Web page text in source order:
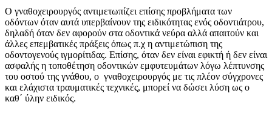
Ο γναθοχειρουργός αντιμετωπίζει επίσης προβλήματα των
οδόντων όταν αυτά υπερβαίνουν της ειδικότητας ενός οδοντιάτρου,
δηλαδή όταν δεν αφορούν στα οδοντικά νεύρα αλλά απαιτούν και
άλλες επεμβατικές πράξεις όπως π.χ η αντιμετώπιση της
οδοντογενούς ιγμορίτιδας. Επίσης, όταν δεν είναι εφικτή ή δεν είναι
ασφαλής η τοποθέτηση οδοντικών εμφυτευμάτων λόγω λέπτυνσης
του οστού της γνάθου, ο γναθοχειρουργός με τις πλέον σύγχρονες
και ελάχιστα τραυματικές τεχνικές, μπορεί να δώσει λύση ως ο
καθ΄ ύλην ειδικός.